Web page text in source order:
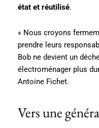
état et réutilisé.
« Nous croyons
prendre leurs
Bob ne devient un
électroménager plus
Antoine Fichet.
Vers une